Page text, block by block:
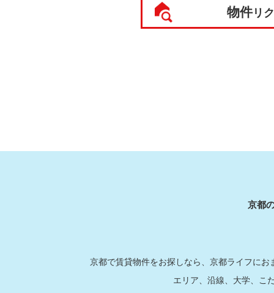
物件リ
京都
京都で賃貸物件をお探しなら、京都ライフに
エリア、沿線、大学、こ